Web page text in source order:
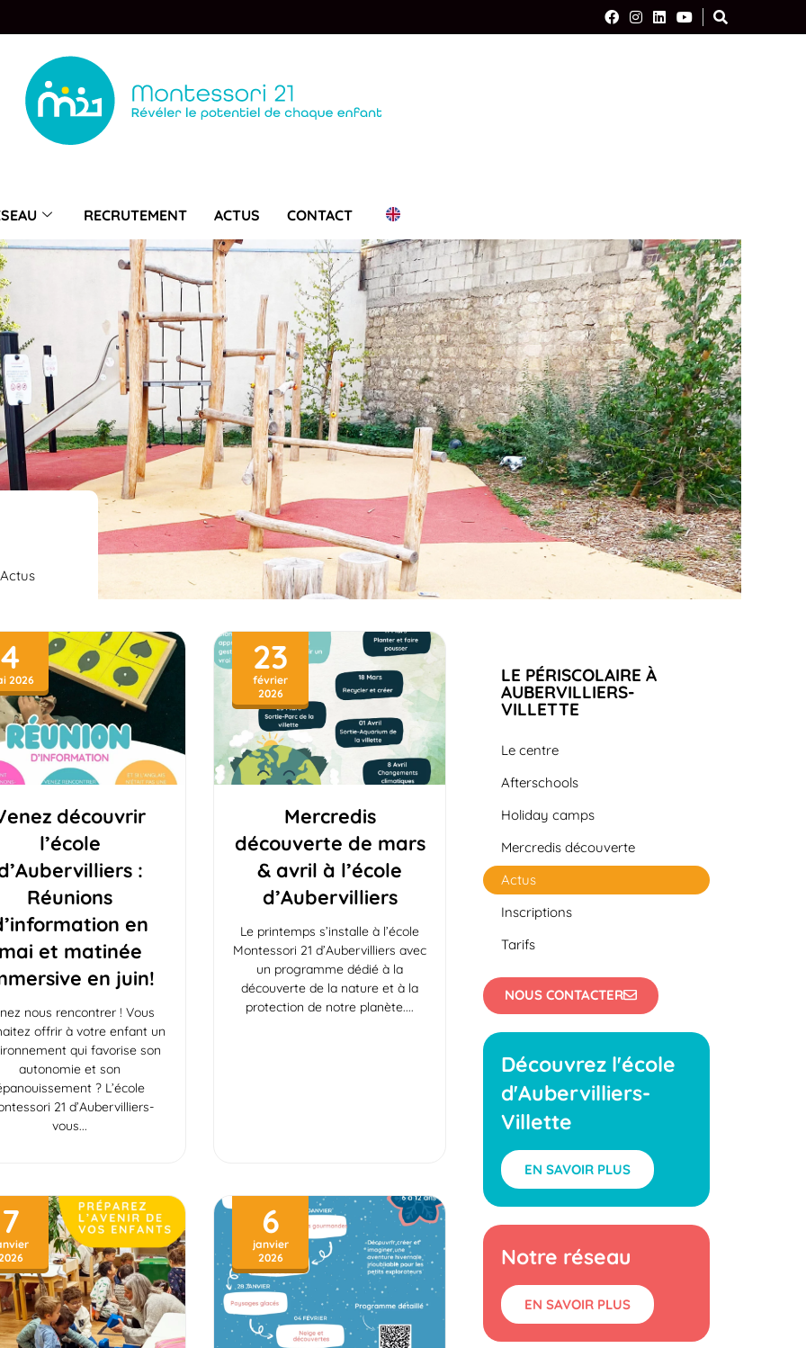
RECRUTEMENT ACTUS CONTACT
Actus
découvrir
l’école
:
Réunions
en
et matinée
en juin!
4
2026
nous rencontrer ! Vous
offrir à votre enfant un
qui favorise son
autonomie et son
? L’école
21 d’Aubervilliers-
vous
Mercredis
découverte de mars
& avril à l’école
d’Aubervilliers
23
février
2026
Le printemps s’installe à l’école
Montessori 21 d’Aubervilliers avec
un programme dédié à la
découverte de la nature et à la
protection de notre planète.
7 6
janvier
2026
LE PÉRISCOLAIRE À
AUBERVILLIERS-
VILLETTE
Le centre
Afterschools
Holiday camps
Mercredis découverte
Actus
Inscriptions
Tarifs
NOUS CONTACTER
Découvrez l'école
d'Aubervilliers-
Villette
EN SAVOIR PLUS
Notre réseau
EN SAVOIR PLUS